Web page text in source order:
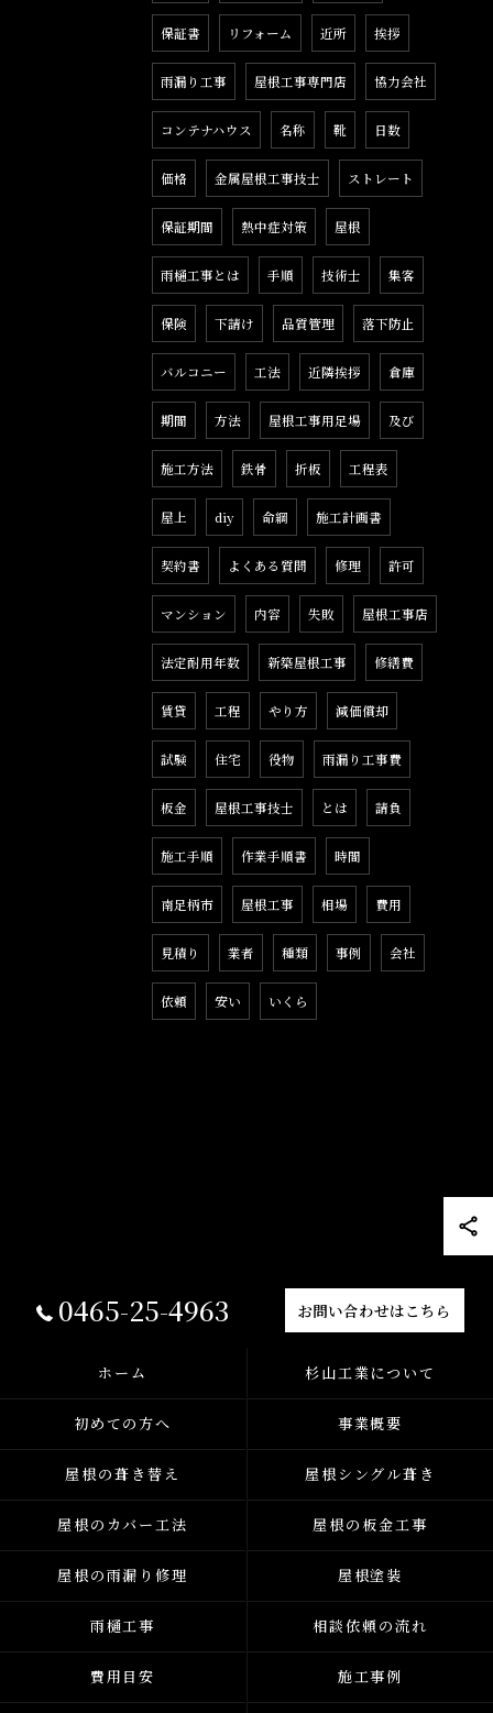
保証書 リフォーム 近所 挨拶
雨漏り工事 屋根工事専門店 協力会社
コンテナハウス 名称 靴 日数
価格 金属屋根工事技士 ストレート
保証期間 熱中症対策 屋根
雨樋工事とは 手順 技術士 集客
保険 下請け 品質管理 落下防止
バルコニー 工法 近隣挨拶 倉庫
期間 方法 屋根工事用足場 及び
施工方法 鉄骨 折板 工程表
屋上 diy 命綱 施工計画書
契約書 よくある質問 修理 許可
マンション 内容 失敗 屋根工事店
法定耐用年数 新築屋根工事 修繕費
賃貸 工程 やり方 減価償却
試験 住宅 役物 雨漏り工事費
板金 屋根工事技士 とは 請負
施工手順 作業手順書 時間
南足柄市 屋根工事 相場 費用
見積り 業者 種類 事例 会社
依頼 安い いくら
0465-25-4963 お問い合わせはこちら
ホーム 杉山工業について
初めての方へ 事業概要
屋根の葺き替え 屋根シングル葺き
屋根のカバー工法 屋根の板金工事
屋根の雨漏り修理 屋根塗装
雨樋工事 相談依頼の流れ
費用目安 施工事例